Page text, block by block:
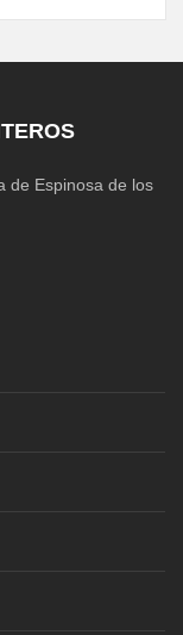
de Espinosa de los